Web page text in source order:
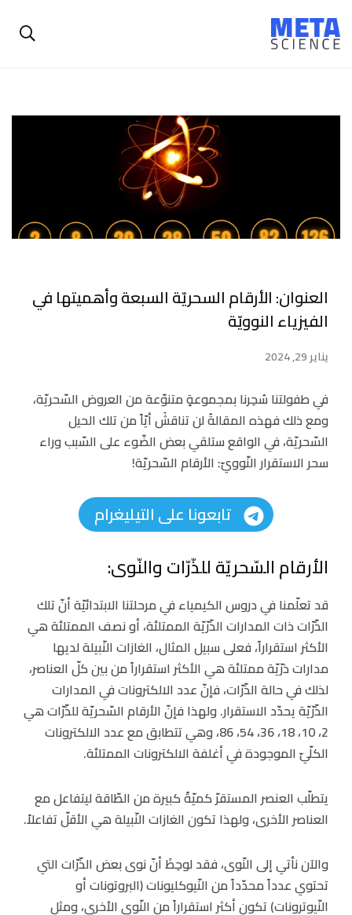
العنوان: الأرقام السحريّة السبعة وأهميتها في
الفيزياء النوويّة
يناير 29, 2024
في طفولتنا سُحِرنا بمجموعةٍ متنوّعة من العروض السّحريّة،
ومع ذلك فهذه المقالةُ لن تناقشَ أيّاً من تلك الحيل
السّحريّة، في الواقع ستلقي بعض الضّوء على السّبب وراء
سحر الاستقرار النّوويّ: الأرقام السّحريّة!
تابعونا على التيليغرام
الأرقام السّحريّة للذّرّات والنّوى:
قد تعلّمنا في دروس الكيمياء في مرحلتنا الابتدائيّة أنّ تلك
الذّرّات ذات المدارات الذّرّيّة الممتلئة، أو نصف الممتلئة هي
الأكثر استقراراً، فعلى سبيل المثال، الغازات النّبيلة لديها
مدارات ذرّيّة ممتلئة هي الأكثر استقراراً من بين كلّ العناصر،
لذلك في حالة الذّرّات، فإنّ عدد الالكترونات في المدارات
الذّرّيّة يحدّد الاستقرار. ولهذا فإنّ الأرقام السّحريّة للذّرّات هي
2، 10، 18، 36، 54، 86، وهي تتطابق مع عدد الالكترونات
الكلّيّ الموجودة في أغلفة الالكترونات الممتلئة.
يتطلّب العنصر المستقرّ كميّةً كبيرة من الطّاقة ليتفاعل مع
العناصر الأخرى، ولهذا تكون الغازات النّبيلة هي الأقلّ تفاعلاً.
والآن نأتي إلى النّوى، فقد لوحِظَ أنّ نوى بعض الذّرّات التي
تحتوي عدداً محدّداً من النّيوكليونات (البروتونات أو
النّيوترونات) تكون أكثر استقراراً من النّوى الأخرى، ومثل